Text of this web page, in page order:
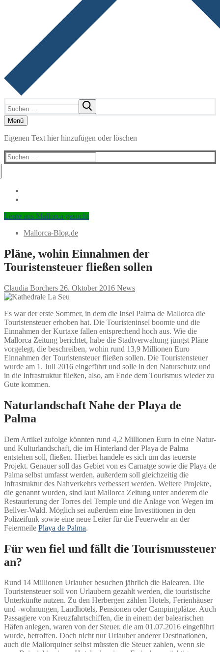
nach:
Menü
Eigenen Text hier hinzufügen oder löschen
Suchen
nach:
Leute aus Mallorca gesucht
Mallorca-Blog.de
Pläne, wohin Einnahmen der
Touristensteuer fließen sollen
Claudia Borchers 26. Oktober 2016 News
Es war der erste Sommer, in dem die Insel Palma de Mallorca die
Touristensteuer erhoben hat. Die Touristeninsel boomte und die
Einnahmen der Kurtaxe fallen entsprechend hoch aus. Wie die
Mallorca Zeitung berichtet, habe die Stadtverwaltung jüngst Pläne
vorgelegt, die beschreiben, wohin rund 13,9 Millionen Euro
Einnahmen der Touristensteuer fließen sollen. Die Touristensteuer
wurde am 1. Juli 2016 eingeführt und solle in den Naturschutz und
in die Infrastruktur fließen, also, am Ende dem Tourismus wieder zu
Gute kommen.
Naturlandschaft Nahe der Playa de
Palma
Dem Artikel zufolge könnten rund 4,2 Millionen Euro in eine Natur-
und Kulturlandschaft, die im Hinterland der Playa de Palma
entstehen soll, fließen. Hierbei handele es sich um das teuerste
Projekt. Genauer soll das Gebiet von es Carnatge sowie die Playa de
Palma selbst umfasst werden, außerdem soll gleichzeitig die
Infrastruktur des Nahverkehrs verbessert werden. Weitere Projekte,
die genannt wurden, sind laut Mallorca Zeitung unter anderem die
Restaurierung der Torres del Temple und die Anlage von Wegen im
Bellver-Wald. Möglich sei außerdem eine Investitionen in den
Polizeifunk sowie eine neue Leiter für die Feuerwehr an der
Feiermeile Playa de Palma.
Für wen fiel und fällt die Tourismussteuer
an?
Rund 14 Millionen Urlauber besuchen jährlich die Balearen. Die
Touristensteuer soll von Urlaubern gezahlt werden, die touristische
Unterkünfte nutzen. Zu den Herbergen zählen Hotels, Ferienhäuser
und -wohnungen, Landhotels, Pensionen oder Campingplätze. Auch
Passagiere von Kreuzfahrtschiffen, die in einem der balearischen
Häfen anlegen, waren von der Steuer, die am 01.07.2016 eingeführt
wurde, betroffen. Doch nicht nur Urlauber anderer Destinationen,
auch die Mallorquiner selbst müssten die Steuer zahlen, wenn sie